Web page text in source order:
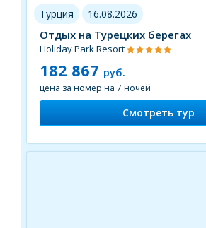
Турция 16.08.2026
Отдых на Турецких берегах
Holiday Park Resort
182 867 руб.
цена за номер на 7 ночей
Смотреть тур